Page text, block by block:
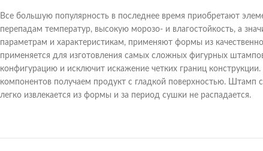
Все большую популярность в последнее время приобретают
перепадам температур, высокую морозо- и влагостойкость, а
параметрам и характеристикам, применяют формы из
применяется для изготовления самых сложных фигурных
конфигурацию и исключит искажение четких границ
компонентов получаем продукт с гладкой поверхностью. Штамп
легко извлекается из формы и за период сушки не распадается.